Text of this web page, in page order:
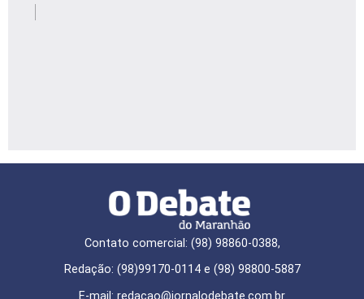
Contato comercial: (98) 98860-0388,
Redação: (98)99170-0114 e (98) 98800-5887
E-mail: redaçao@jornalodebate.com.br